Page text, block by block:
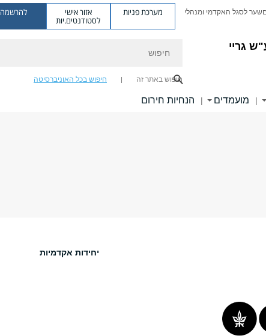
גריי
שער לסגל האקדמי ומנהלי מערכת פניות אזור אישי
לסטודנטים.יות
להרשמה
חיפוש באתר זה חיפוש בכל האוניברסיטה
| מועמדים | הנחיות חירום
יחידות אקדמיות